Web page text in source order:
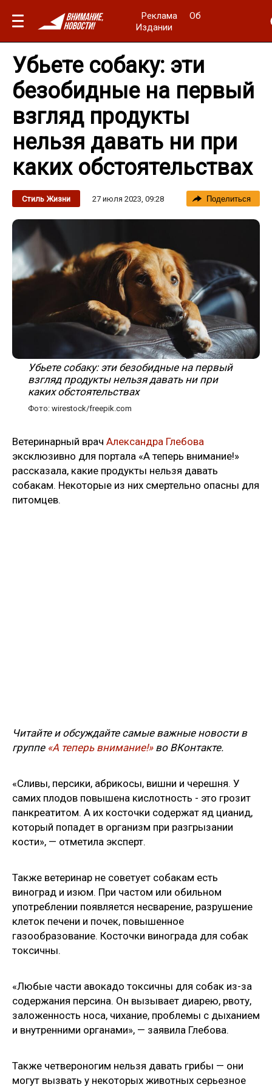
Реклама
Об
Издании
Убьете собаку: эти
безобидные на первый
взгляд продукты
нельзя давать ни при
каких обстоятельствах
Стиль Жизни 27 июля 2023, 09:28 Поделиться
Убьете собаку: эти безобидные на первый
взгляд продукты нельзя давать ни при
каких обстоятельствах
Фото: wirestock/freepik.com
Ветеринарный врач Александра Глебова
эксклюзивно для портала «А теперь внимание!»
рассказала, какие продукты нельзя давать
собакам. Некоторые из них смертельно опасны для
питомцев.
Читайте и обсуждайте самые важные новости в
группе «А теперь внимание!»во ВКонтакте.
«Сливы, персики, абрикосы, вишни и черешня. У
самих плодов повышена кислотность - это грозит
панкреатитом. А их косточки содержат яд цианид,
который попадет в организм при разгрызании
кости», — отметила эксперт.
Также ветеринар не советует собакам есть
виноград и изюм. При частом или обильном
употреблении появляется несварение, разрушение
клеток печени и почек, повышенное
газообразование. Косточки винограда для собак
токсичны.
«Любые части авокадо токсичны для собак из-за
содержания персина. Он вызывает диарею, рвоту,
заложенность носа, чихание, проблемы с дыханием
и внутренними органами», — заявила Глебова.
Также четвероногим нельзя давать грибы — они
могут вызвать у некоторых животных серьезное